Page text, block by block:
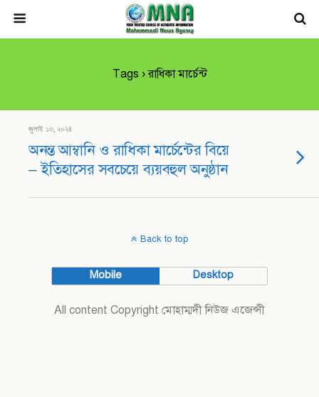
Tags › রাধিকা মার্চেন্ট
জুলাই ১৩, ২০২৪
অনন্ত আম্বানি ও রাধিকা মার্চেন্টের বিয়ে
– ইতিহাসের সবচেয়ে ব্যয়বহুল অনুষ্ঠান
Back to top
Mobile Desktop
All content Copyright মোহাম্মদী নিউজ এজেন্সী